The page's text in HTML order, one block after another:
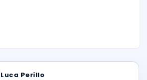
Perillo